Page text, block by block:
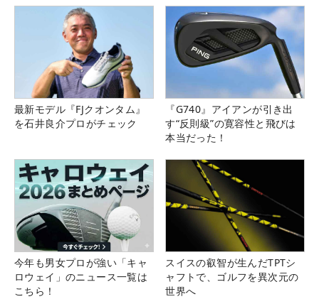
最新モデル『FJクオンタム』
を石井良介プロがチェック
『G740』アイアンが引き出
す“反則級”の寛容性と飛びは
本当だった！
今年も男女プロが強い「キャ
ロウェイ」のニュース一覧は
こちら！
スイスの叡智が生んだTPTシ
ャフトで、ゴルフを異次元の
世界へ